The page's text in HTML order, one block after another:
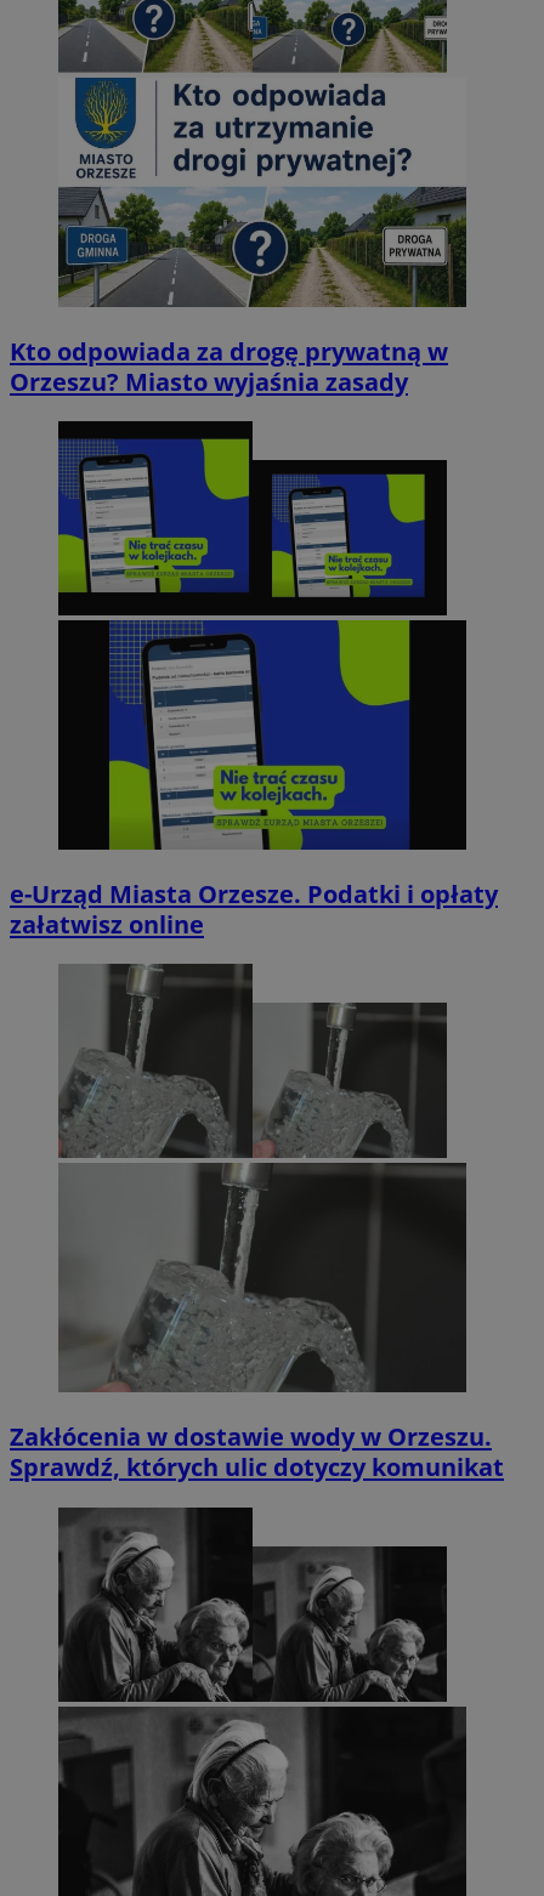
Kto odpowiada za drogę prywatną w
Orzeszu? Miasto wyjaśnia zasady
e-Urząd Miasta Orzesze. Podatki i opłaty
załatwisz online
Zakłócenia w dostawie wody w Orzeszu.
Sprawdź, których ulic dotyczy komunikat